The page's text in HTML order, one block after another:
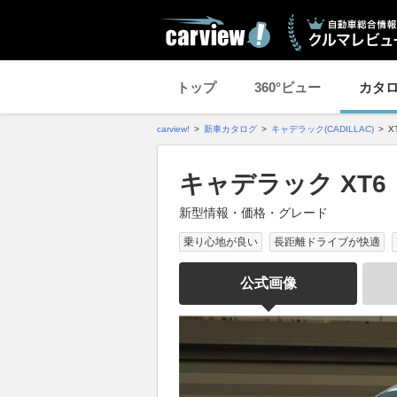
トップ 360°ビュー カタ
carview! 新車カタログ キャデラック(CADILLAC)
キャデラック XT6
新型情報・価格・グレード
乗り心地が良い 長距離ドライブが快適
公式画像